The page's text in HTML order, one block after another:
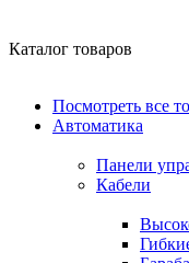
Каталог товаров
Посмотреть все
Автоматика
Панели
Кабели